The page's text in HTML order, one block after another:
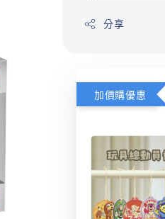
分享
加價購優惠